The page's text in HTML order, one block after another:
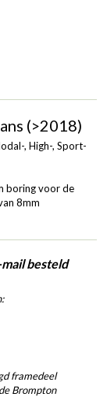
(>2018)
, High-, Sport-
boring voor de
8mm
besteld
framedeel
Brompton